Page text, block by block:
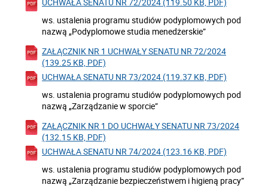
ws. ustalenia programu studiów podyplomowych pod
nazwą „Podyplomowe studia menedżerskie”
ZAŁĄCZNIK NR 1 UCHWAŁY SENATU NR 72/2024
(139.25 KB, PDF)
UCHWAŁA SENATU NR 73/2024 (119.37 KB, PDF)
ws. ustalenia programu studiów podyplomowych pod
nazwą „Zarządzanie w sporcie”
ZAŁĄCZNIK NR 1 DO UCHWAŁY SENATU NR 73/2024
(132.15 KB, PDF)
UCHWAŁA SENATU NR 74/2024 (123.16 KB, PDF)
ws. ustalenia programu studiów podyplomowych pod
nazwą „Zarządzanie bezpieczeństwem i higieną pracy”